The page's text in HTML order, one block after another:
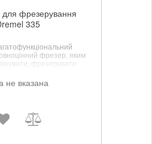
для фрезерування
335
фрезер, яким
фрезерувати
не вказана